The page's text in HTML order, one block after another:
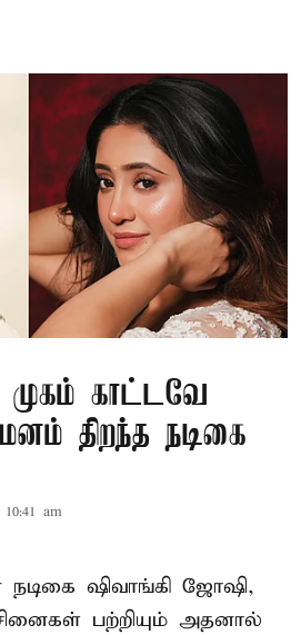
முகம் காட்டவே
திறந்த நடிகை
am
நடிகை ஷிவாங்கி ஜோஷி,
பற்றியும் அதனால்